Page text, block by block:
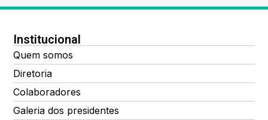
Institucional
Quem somos
Diretoria
Colaboradores
Galeria dos presidentes